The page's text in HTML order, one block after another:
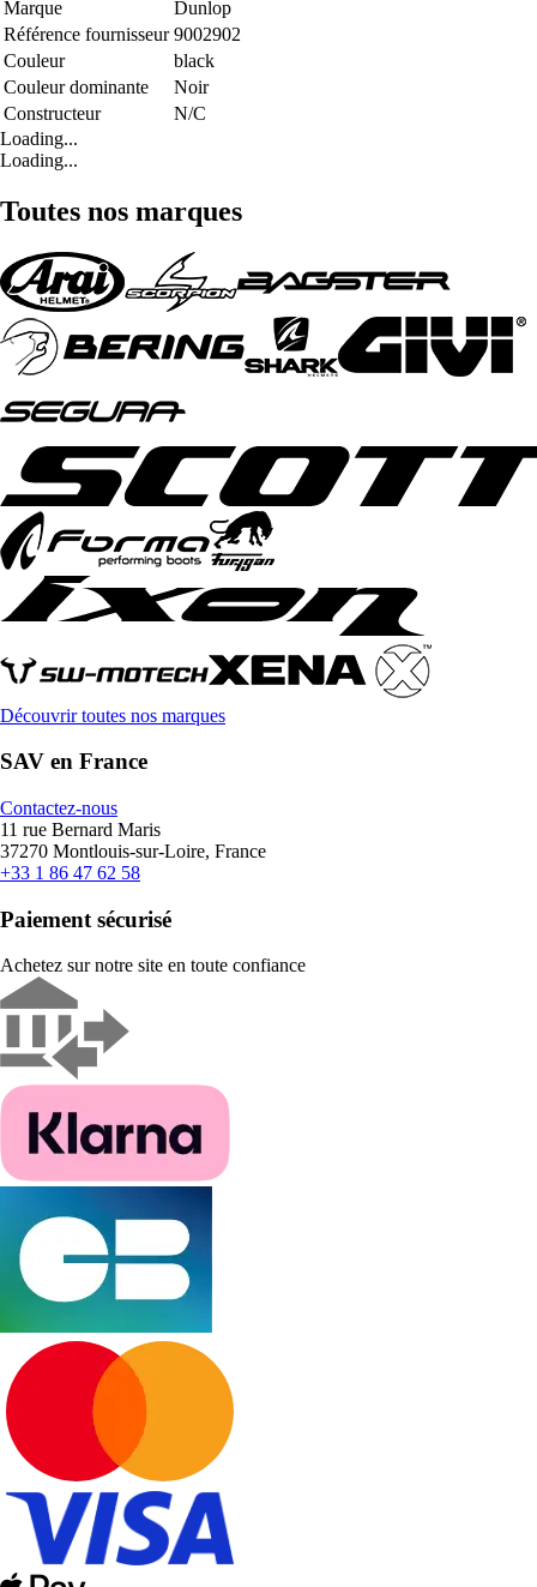
Marque
Dunlop
Référence fournisseur 9002902
Couleur
black
Couleur dominante
Noir
Constructeur
N/C
Loading...
Loading...
Toutes nos marques
Découvrir toutes nos marques
SAV en France
Contactez-nous
11 rue Bernard Maris
37270 Montlouis-sur-Loire, France
+33 1 86 47 62 58
Paiement sécurisé
Achetez sur notre site en toute confiance